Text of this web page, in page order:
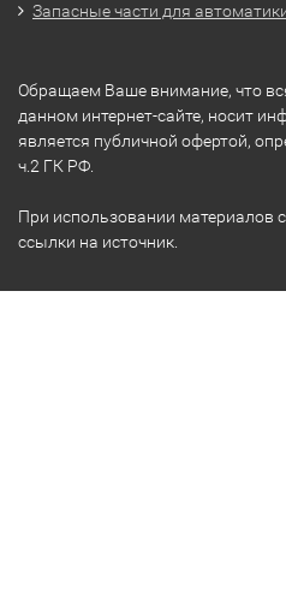
Запасные части для
Обращаем Ваше внимание, что
данном интернет-сайте, носит
является публичной офертой,
ч.2 ГК РФ.
При использовании материалов
ссылки на источник.